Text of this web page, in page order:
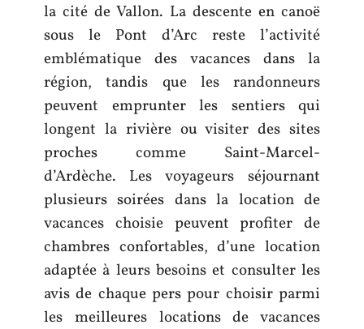
la cité de Vallon. La descente en canoë
sous le Pont d’Arc reste l’activité
emblématique des vacances dans la
région, tandis que les randonneurs
peuvent emprunter les sentiers qui
longent la rivière ou visiter des sites
proches comme Saint-Marcel-
d’Ardèche. Les voyageurs séjournant
plusieurs soirées dans la location de
vacances choisie peuvent profiter de
chambres confortables, d’une location
adaptée à leurs besoins et consulter les
avis de chaque pers pour choisir parmi
les meilleures locations de vacances